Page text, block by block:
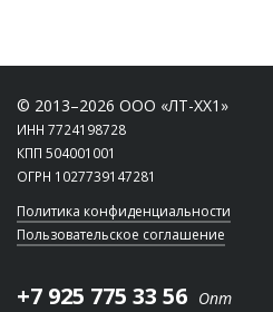
© 2013–2026 ООО «ЛТ-ХХ1»
ИНН 7724198728
КПП 504001001
ОГРН 1027739147281
Политика конфиденциальности
Пользовательское соглашение
+7 925 775 33 56 Опт